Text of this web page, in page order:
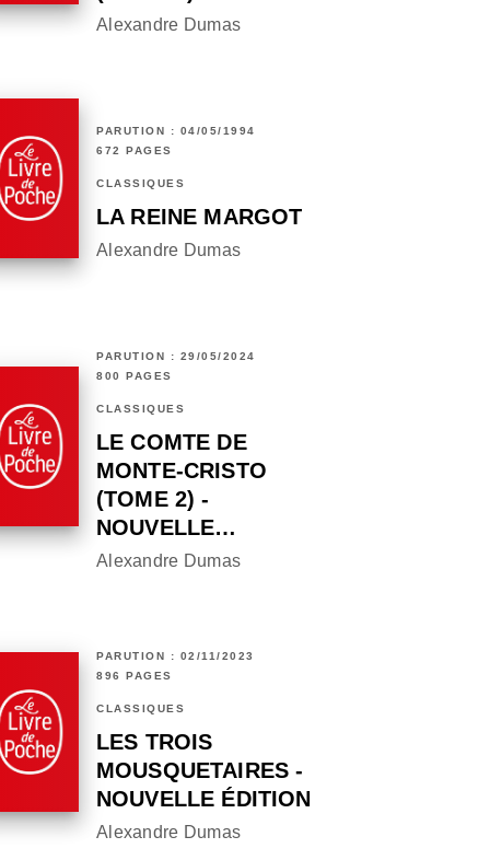
Alexandre Dumas
PARUTION : 04/05/1994
672 PAGES
CLASSIQUES
LA REINE MARGOT
Alexandre Dumas
PARUTION : 29/05/2024
800 PAGES
CLASSIQUES
LE COMTE DE
MONTE-CRISTO
(TOME 2) -
NOUVELLE…
Alexandre Dumas
PARUTION : 02/11/2023
896 PAGES
CLASSIQUES
LES TROIS
MOUSQUETAIRES -
NOUVELLE ÉDITION
Alexandre Dumas